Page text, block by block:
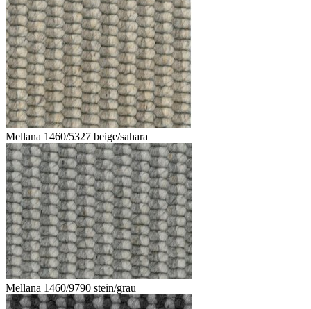
Mellana 1460/5327 beige/sahara
Mellana 1460/9790 stein/grau